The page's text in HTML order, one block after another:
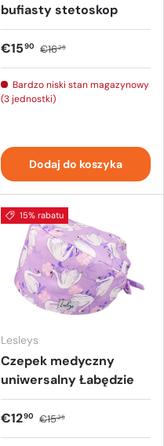
bufiasty stetoskop
€1590 €1625
Bardzo niski stan magazynowy
(3 jednostki)
Dodaj do koszyka
15% rabatu
Lesleys
Czepek medyczny
uniwersalny Łabędzie
€1290 €1525